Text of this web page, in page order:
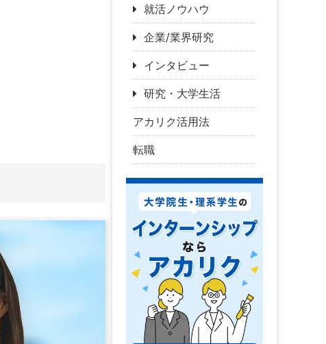
就活ノウハウ
企業/業界研究
インタビュー
研究・大学生活
アカリク活用法
転職